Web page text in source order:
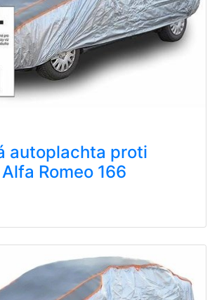
autoplachta proti
Romeo 166